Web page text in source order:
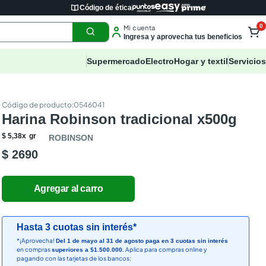
Código de ética
Mi cuenta
Ingresa y aprovecha tus beneficios
0
SupermercadoElectroHogar y textilServicios
:0546041
Harina Robinson tradicional x500g
$ 5,38x gr ROBINSON
$ 2690
Hasta 3 cuotas sin interés*
*¡Aprovecha!Del 1 de mayo al 31 de agosto paga en 3 cuotas sin interés
en comprassuperiores a $1.500.000. Aplica para compras online y
pagando con las tarjetas de los bancos: